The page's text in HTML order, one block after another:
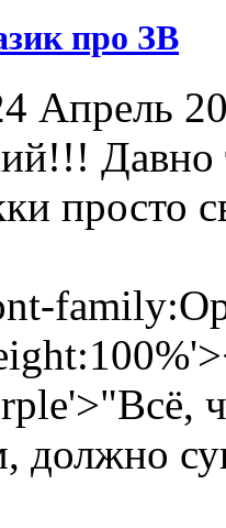
про ЗВ
Апрель
Давно
просто
должно